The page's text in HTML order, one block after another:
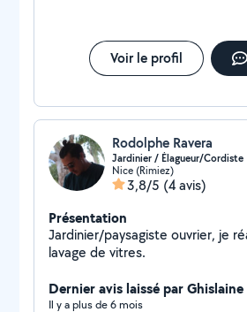
Voir le profil
Rodolphe Ravera
Jardinier / Élagueur/Cordiste
Nice (Rimiez)
3,8/5 (4 avis)
Présentation
Jardinier/paysagiste ouvrier, je
lavage de vitres.
Dernier avis laissé par
Il y a plus de 6 mois